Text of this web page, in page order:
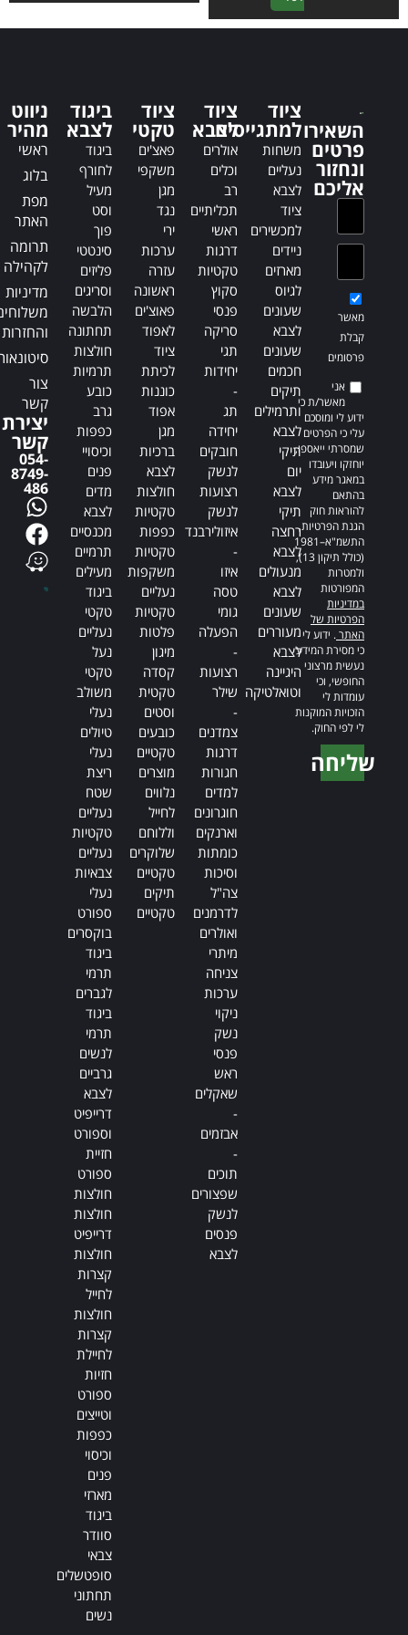
l
t
i
v
t
i
השאירו
פרטים
ונחזור
אליכם
מאשר
קבלת
פרסומים
אני
מאשר/ת כי
ידוע לי ומוסכם
עלי כי הפרטים
שמסרתי ייאספו,
יוחזקו ויעובדו
במאגר מידע
בהתאם
להוראות חוק
הגנת הפרטיות,
התשמ"א–1981
(כולל תיקון 13),
ולמטרות
המפורטות
במדיניות
הפרטיות של
האתר. ידוע לי
כי מסירת המידע
נעשית מרצוני
החופשי, וכי
עומדות לי
הזכויות המוקנות
לי לפי החוק.
שליחה
ציוד
למתגייסים
משחות
נעליים
לצבא
ציוד
למכשירים
ניידים
מארזים
לגיוס
שעונים
לצבא
שעונים
חכמים
תיקים
ותרמילים
לצבא
תיקי
יום
לצבא
תיקי
רחצה
לצבא
מנעולים
לצבא
שעונים
מעוררים
לצבא
היגיינה
וטואלטיקה
ציוד
לצבא
אולרים
וכלים
רב
תכליתיים
ראשי
דרגות
טקטיות
סקוץ
פנסי
סריקה
תגי
יחידות
-
תג
יחידה
חובקים
לנשק
רצועות
לנשק
איזולירבנד
-
איזו
טסה
גומי
הפעלה
-
רצועות
שילר
-
צמדנים
דרגות
חגורות
למדים
חוגרונים
וארנקים
כומתות
וסיכות
צה"ל
לדרמנים
ואולרים
מיתרי
צניחה
ערכות
ניקוי
נשק
פנסי
ראש
שאקלים
-
אבזמים
-
תוכים
שפצורים
לנשק
פנסים
לצבא
ציוד
טקטי
פאצ'ים
משקפי
מגן
נגד
ירי
ערכות
עזרה
ראשונה
פאוצ'ים
לאפוד
ציוד
לכיתת
כוננות
אפוד
מגן
ברכיות
לצבא
חולצות
טקטיות
כפפות
טקטיות
משקפות
נעליים
טקטיות
פלטות
מיגון
קסדה
טקטית
וסטים
כובעים
טקטיים
מוצרים
נלווים
לחייל
וללוחם
שלוקרים
טקטיים
תיקים
טקטיים
ביגוד
לצבא
ביגוד
לחורף
מעיל
וסט
פוך
סינטטי
פליזים
וסריגים
הלבשה
תחתונה
חולצות
תרמיות
כובע
גרב
כפפות
וכיסויי
פנים
מדים
לצבא
מכנסיים
תרמיים
מעילים
ביגוד
טקטי
נעליים
נעל
טקטי
משולב
נעלי
טיולים
נעלי
ריצת
שטח
נעליים
טקטיות
נעליים
צבאיות
נעלי
ספורט
בוקסרים
ביגוד
תרמי
לגברים
ביגוד
תרמי
לנשים
גרביים
לצבא
דרייפיט
וספורט
חזיית
ספורט
חולצות
חולצות
דרייפיט
חולצות
קצרות
לחייל
חולצות
קצרות
לחיילת
חזיות
ספורט
וטייצים
כפפות
וכיסוי
פנים
מארזי
ביגוד
סוודר
צבאי
סופטשלים
תחתוני
נשים
ניווט
מהיר
ראשי
בלוג
מפת
האתר
תרומה
לקהילה
מדיניות
והחזרות
צור
קשר
יצירת
קשר
054-
8749-
486